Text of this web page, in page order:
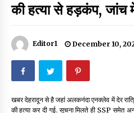
Thought Of The Day 6
Thought Of The Day 18
May 18, 2022
Thought Of The Day
की हत्या से हड़कंप, जांच
Editor1 December 10,
खबर देहरादून से है जहां अलकनंदा एनक्लेव में देर
की हत्या कर दी गई. सूचना मिलते ही SSP समेत